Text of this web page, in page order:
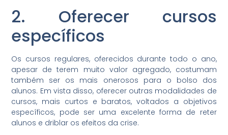
2. Oferecer cursos
específicos
Os cursos regulares, oferecidos durante todo o ano,
apesar de terem muito valor agregado, costumam
também ser os mais onerosos para o bolso dos
alunos. Em vista disso, oferecer outras modalidades de
cursos, mais curtos e baratos, voltados a objetivos
específicos, pode ser uma excelente forma de reter
alunos e driblar os efeitos da crise.